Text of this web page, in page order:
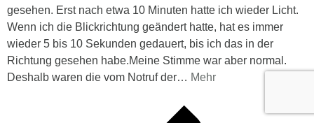
gesehen. Erst nach etwa 10 Minuten hatte ich wieder Licht.
Wenn ich die Blickrichtung geändert hatte, hat es immer
wieder 5 bis 10 Sekunden gedauert, bis ich das in der
Richtung gesehen habe.Meine Stimme war aber normal.
Deshalb waren die vom Notruf der… Mehr